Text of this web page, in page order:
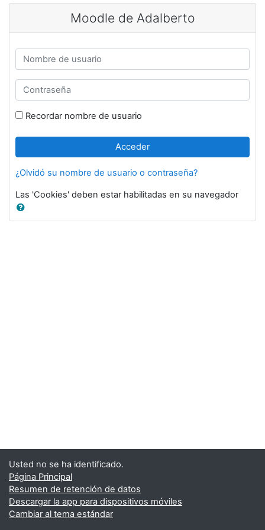
Salta al contenido principal
Moodle de Adalberto
Nombre de usuario
Contraseña
Recordar nombre de usuario
Acceder
¿Olvidó su nombre de usuario o contraseña?
Las 'Cookies' deben estar habilitadas en su navegador
Usted no se ha identificado.
Página Principal
Resumen de retención de datos
Descargar la app para dispositivos móviles
Cambiar al tema estándar